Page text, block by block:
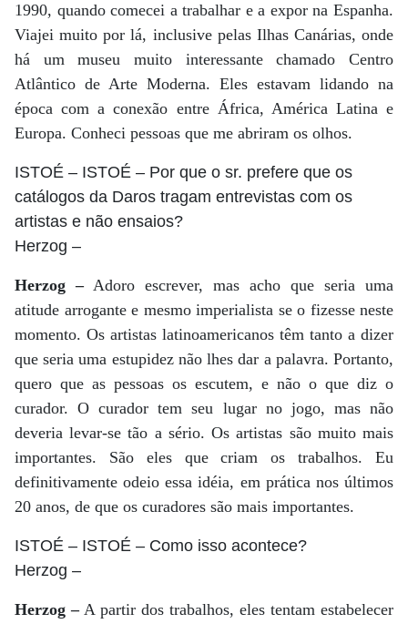
1990, quando comecei a trabalhar e a expor na Espanha.
Viajei muito por lá, inclusive pelas Ilhas Canárias, onde
há um museu muito interessante chamado Centro
Atlântico de Arte Moderna. Eles estavam lidando na
época com a conexão entre África, América Latina e
Europa. Conheci pessoas que me abriram os olhos.
ISTOÉ – ISTOÉ – Por que o sr. prefere que os
catálogos da Daros tragam entrevistas com os
artistas e não ensaios?
Herzog –
Herzog –Adoro escrever, mas acho que seria uma
atitude arrogante e mesmo imperialista se o fizesse neste
momento. Os artistas latinoamericanos têm tanto a dizer
que seria uma estupidez não lhes dar a palavra. Portanto,
quero que as pessoas os escutem, e não o que diz o
curador. O curador tem seu lugar no jogo, mas não
deveria levar-se tão a sério. Os artistas são muito mais
importantes. São eles que criam os trabalhos. Eu
definitivamente odeio essa idéia, em prática nos últimos
20 anos, de que os curadores são mais importantes.
ISTOÉ – ISTOÉ – Como isso acontece?
Herzog –
Herzog –A partir dos trabalhos, eles tentam estabelecer